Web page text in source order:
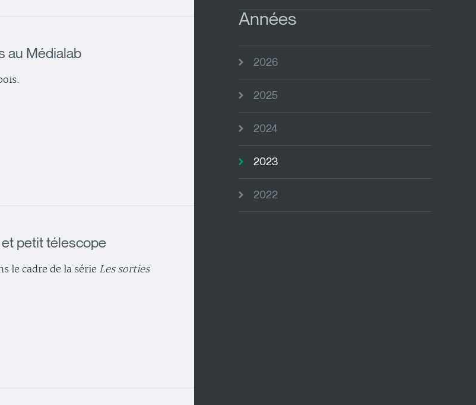
au Médialab
petit télescope
le cadre de la série Les sorties
Années
2026
2025
2024
2023
2022